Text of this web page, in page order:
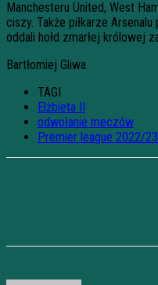
Manchesteru United, West
ciszy. Także piłkarze
oddali hołd zmarłej królowej
Bartłomiej Gliwa
TAGI
Elżbieta II
odwołanie meczów
Premier league 2022/23